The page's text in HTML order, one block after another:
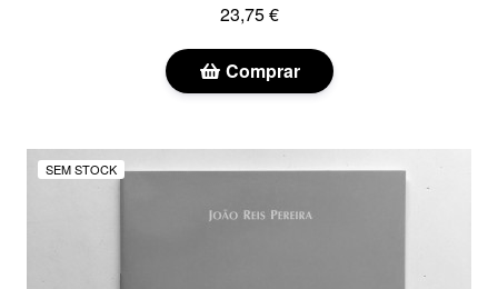
23,75 €
Comprar
SEM STOCK